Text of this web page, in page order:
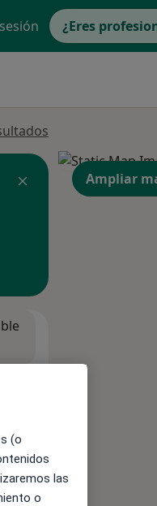
¿Eres
Ampliar
(o
las
o